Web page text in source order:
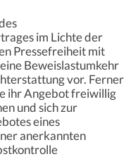
im Lichte der
Pressefreiheit mit
Beweislastumkehr
vor. Ferner
ihr Angebot freiwillig
und sich zur
eines
anerkannten